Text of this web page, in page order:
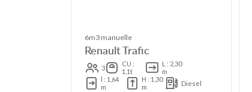
6m3 manuelle
Renault Trafic
3
CU :
1,1t
L : 2,30
m
l : 1,64
m
H : 1,30
m
Diesel